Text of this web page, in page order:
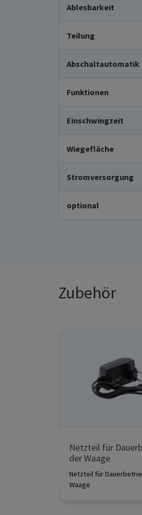
Ablesbarkeit
Teilung
Abschaltautomatik
Funktionen
Einschwingzeit
Wiegefläche
Stromversorgung
optional
Zubehör
Netzteil für
der Waage
Netzteil für
Waage